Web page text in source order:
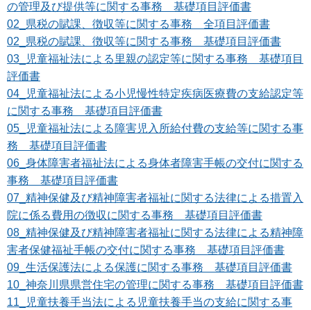
の管理及び提供等に関する事務 基礎項目評価書
02_県税の賦課、徴収等に関する事務 全項目評価書
02_県税の賦課、徴収等に関する事務 基礎項目評価書
03_児童福祉法による里親の認定等に関する事務 基礎項目
評価書
04_児童福祉法による小児慢性特定疾病医療費の支給認定等
に関する事務 基礎項目評価書
05_児童福祉法による障害児入所給付費の支給等に関する事
務 基礎項目評価書
06_身体障害者福祉法による身体者障害手帳の交付に関する
事務 基礎項目評価書
07_精神保健及び精神障害者福祉に関する法律による措置入
院に係る費用の徴収に関する事務 基礎項目評価書
08_精神保健及び精神障害者福祉に関する法律による精神障
害者保健福祉手帳の交付に関する事務 基礎項目評価書
09_生活保護法による保護に関する事務 基礎項目評価書
10_神奈川県県営住宅の管理に関する事務 基礎項目評価書
11_児童扶養手当法による児童扶養手当の支給に関する事